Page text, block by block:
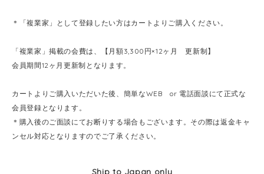
＊「複業家」として登録したい方はカートよりご購入ください。
「複業家」掲載の会費は、【月額3,300円×12ヶ月 更新制】
会員期間12ヶ月更新制となります。
カートよりご購入いただいた後、簡単なWEB or 電話面談にて正式な
会員登録となります。
＊購入後のご面談にてお断りする場合もございます。その際は返金キャ
ンセル対応となりますのでご了承ください。
Ship to Japan only